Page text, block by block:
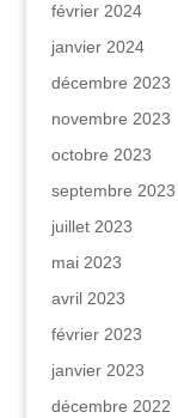
février 2024
janvier 2024
décembre 2023
novembre 2023
octobre 2023
septembre 2023
juillet 2023
mai 2023
avril 2023
février 2023
janvier 2023
décembre 2022